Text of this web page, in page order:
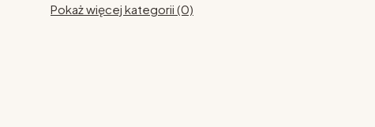
Pokaż więcej kategorii (0)